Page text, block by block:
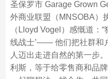
圣保罗市 Garage Grown
外商业联盟（MNSOBA）
（Lloyd Vogel）感慨道：
线战士’—— 他们把社群和
人迈出走进自然的第一步
利斯，等于给零售商和品